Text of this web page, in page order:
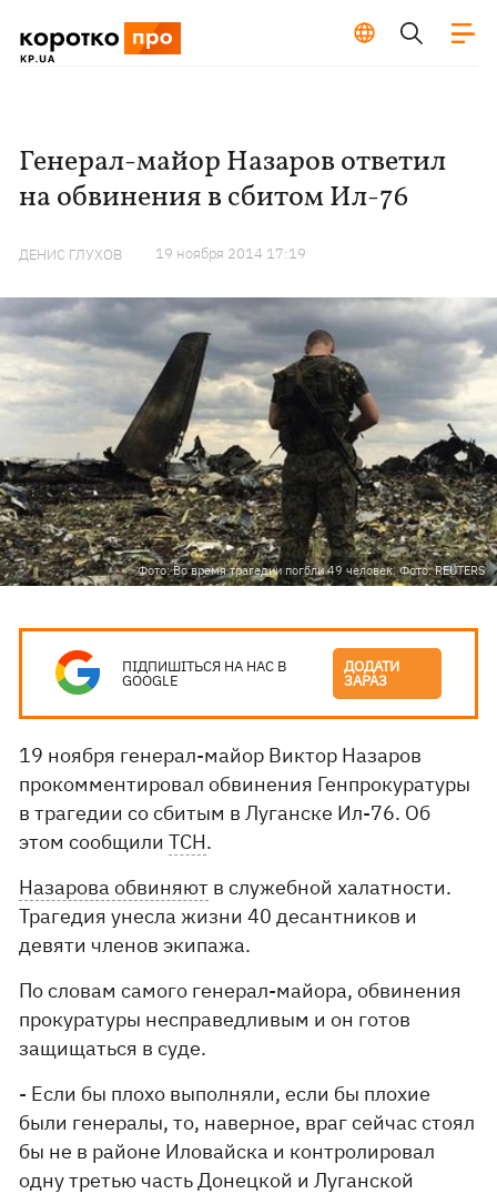
Генерал-майор Назаров ответил
на обвинения в сбитом Ил-76
ДЕНИС ГЛУХОВ 19 ноября 2014 17:19
Фото: Во время трагедии погбли 49 человек. Фото: REUTERS
ПІДПИШІТЬСЯ НА НАС В
GOOGLE
ДОДАТИ
ЗАРАЗ
19 ноября генерал-майор Виктор Назаров
прокомментировал обвинения Генпрокуратуры
в трагедии со сбитым в Луганске Ил-76. Об
этом сообщилиТСН.
Назарова обвиняют в служебной халатности.
Трагедия унесла жизни 40 десантников и
девяти членов экипажа.
По словам самого генерал-майора, обвинения
прокуратуры несправедливым и он готов
защищаться в суде.
- Если бы плохо выполняли, если бы плохие
были генералы, то, наверное, враг сейчас стоял
бы не в районе Иловайска и контролировал
одну третью часть Донецкой и Луганской